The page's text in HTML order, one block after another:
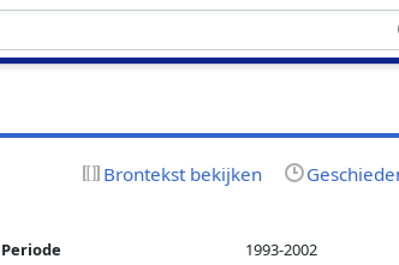
Brontekst bekijken
Periode 1993-2002